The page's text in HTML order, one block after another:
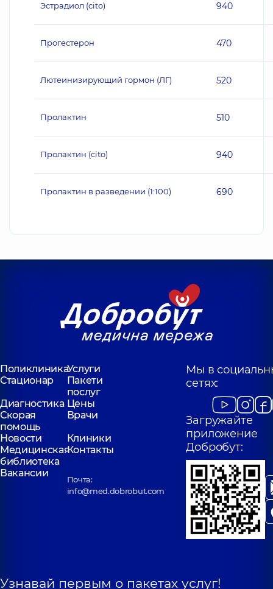
Эстрадиол (cito) 940
Прогестерон 470
Лютеинизирующий гормон (ЛГ) 520
Пролактин 510
Пролактин (cito) 940
Пролактин в разведении (1:100) 690
ПоликлиникаУслуги
Стационар
Пакети
послуг
Диагностика Цены
Скорая
помощь
Врачи
Новости
Клиники
Медицинская
библиотека
Контакты
Вакансии
Почта:
info@med.dobrobut.com
Мы в
сетях:
Загружайте
приложение
Добробут:
Узнавай первым о пакетах услуг!